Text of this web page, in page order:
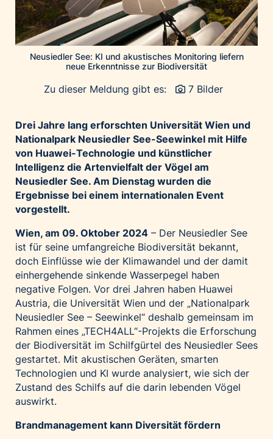
Kroatische Zentrale für Tourismus
List Holding Gruppe
Marble House
Mediaplus
Muse Electronics
Neuroth
öbv – Österreichischer Bundesverlag
Ökopharm
Palfinger AG
Polestar
REXEL Austria
Starbucks
Superbrands Austria
Tante Fanny
Vollpension
win2day
Wolt
woom bikes
Kontakt
Neusiedler See: KI und akustisches Monitoring liefern
neue Erkenntnisse zur Biodiversität
Zu dieser Meldung gibt es: 7 Bilder
Drei Jahre lang erforschten Universität Wien und
Nationalpark Neusiedler See-Seewinkel mit Hilfe
von Huawei-Technologie und künstlicher
Intelligenz die Artenvielfalt der Vögel am
Neusiedler See. Am Dienstag wurden die
Ergebnisse bei einem internationalen Event
vorgestellt.
Wien, am 09. Oktober 2024 – Der Neusiedler See
ist für seine umfangreiche Biodiversität bekannt,
doch Einflüsse wie der Klimawandel und der damit
einhergehende sinkende Wasserpegel haben
negative Folgen. Vor drei Jahren haben Huawei
Austria, die Universität Wien und der „Nationalpark
Neusiedler See – Seewinkel“ deshalb gemeinsam im
Rahmen eines „TECH4ALL“-Projekts die Erforschung
der Biodiversität im Schilfgürtel des Neusiedler Sees
gestartet. Mit akustischen Geräten, smarten
Technologien und KI wurde analysiert, wie sich der
Zustand des Schilfs auf die darin lebenden Vögel
auswirkt.
Brandmanagement kann Diversität fördern